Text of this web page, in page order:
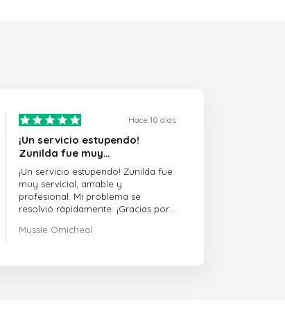
Hace 10 dias
¡Un servicio estupendo!
Zunilda fue muy…
¡Un servicio estupendo! Zunilda fue
muy servicial, amable y
profesional. Mi problema se
resolvió rápidamente. ¡Gracias por
Mussie Omicheal